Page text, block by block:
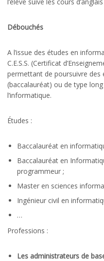
Débouchés
A l’issue des études en
C.E.S.S. (Certificat
permettant de poursuivre des
(baccalauréat) ou de type
l’informatique.
Études :
Baccalauréat en
Baccalauréat en
programmeur ;
Master en sciences
Ingénieur civil en
…
Professions :
Les administrateurs de